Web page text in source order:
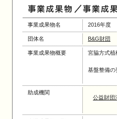
事業成果物名 2016年度
団体名 B&G財団
事業成果物概要 宮脇方式植
基盤整備の
助成機関
公益財団